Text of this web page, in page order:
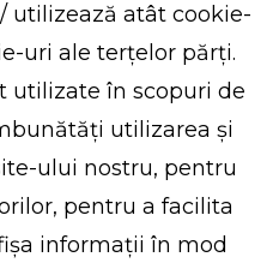
utilizează atât cookie-
uri ale terțelor părți.
utilizate în scopuri de
utilizarea și
ului nostru, pentru
pentru a facilita
informații în mod